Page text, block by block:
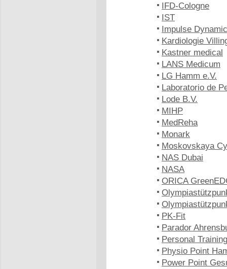
IFD-Cologne
IST
Impulse
Kardiologie
Kastner medical
LANS Medicum
LG Hamm e.V.
Laboratorio de
Lode B.V.
MIHP
MedReha
Monark
Moskovskaya
NAS Dubai
NASA
ORICA
PK-Fit
Parador
Personal
Physio Point
Power Point